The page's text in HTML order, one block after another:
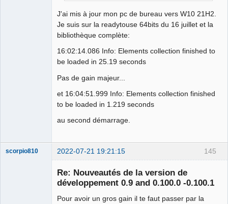
J'ai mis à jour mon pc de bureau vers W10 21H2.
Je suis sur la readytouse 64bits du 16 juillet et la
bibliothèque complète:
16:02:14.086 Info: Elements collection finished to
be loaded in 25.19 seconds
Pas de gain majeur...
et 16:04:51.999 Info: Elements collection finished
to be loaded in 1.219 seconds
au second démarrage.
145
scorpio810 2022-07-21 19:21:15
Re: Nouveautés de la version de
développement 0.9 and 0.100.0 -0.100.1
Pour avoir un gros gain il te faut passer par la